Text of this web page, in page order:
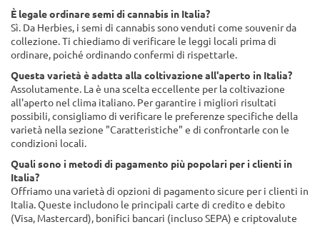
È legale ordinare semi di cannabis in Italia?
Sì. Da Herbies, i semi di cannabis sono venduti come souvenir da
collezione. Ti chiediamo di verificare le leggi locali prima di
ordinare, poiché ordinando confermi di rispettarle.
Questa varietà è adatta alla coltivazione all'aperto in Italia?
Assolutamente. La è una scelta eccellente per la coltivazione
all'aperto nel clima italiano. Per garantire i migliori risultati
possibili, consigliamo di verificare le preferenze specifiche della
varietà nella sezione "Caratteristiche" e di confrontarle con le
condizioni locali.
Quali sono i metodi di pagamento più popolari per i clienti in
Italia?
Offriamo una varietà di opzioni di pagamento sicure per i clienti in
Italia. Queste includono le principali carte di credito e debito
(Visa, Mastercard), bonifici bancari (incluso SEPA) e criptovalute